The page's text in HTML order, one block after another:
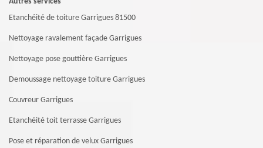
Etanchéité de toiture Garrigues 81500
Nettoyage ravalement façade Garrigues
Nettoyage pose gouttière Garrigues
Demoussage nettoyage toiture Garrigues
Couvreur Garrigues
Etanchéité toit terrasse Garrigues
Pose et réparation de velux Garrigues